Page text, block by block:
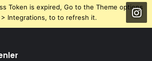
Token is expired, Go to the Theme options
> Integrations, to to refresh it.